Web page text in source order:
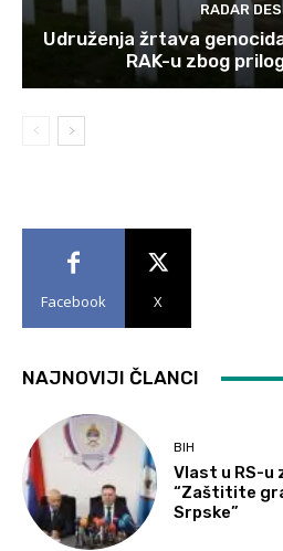
RADAR
Udruženja žrtava
RAK-u zbog
Facebook X
NAJNOVIJI ČLANCI
BIH
Vlast u RS-u
“Zaštitite
Srpske”